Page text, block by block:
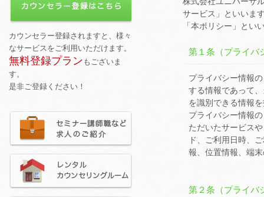
サービス」といいま
「本ポリシー」とい
第１条（プライバ
プライバシー情報
する情報であって
を識別できる情報
プライバシー情報
ただいたサービス
ド、ご利用日時、
報、位置情報、端
第２条（プライバ